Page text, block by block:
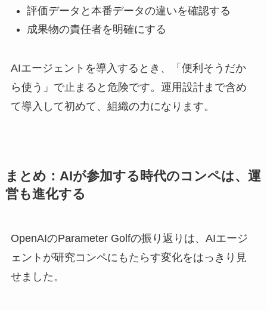
評価データと本番データの違いを確認する
成果物の責任者を明確にする
AIエージェントを導入するとき、「便利そうだか
ら使う」で止まると危険です。運用設計まで含め
て導入して初めて、組織の力になります。
まとめ：AIが参加する時代のコンペは、運
営も進化する
OpenAIのParameter Golfの振り返りは、AIエージ
ェントが研究コンペにもたらす変化をはっきり見
せました。